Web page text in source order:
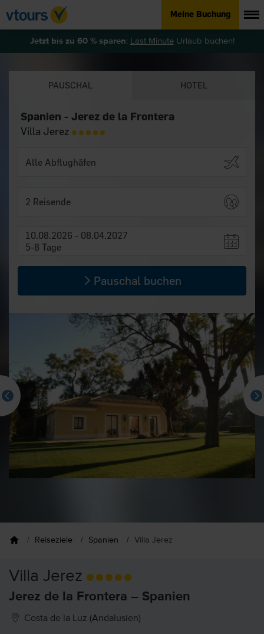
Meine Buchung
Jetzt bis zu 60 % sparen: Last MinuteUrlaub buchen!
PAUSCHAL HOTEL
Spanien - Jerez de la Frontera
Villa Jerez
2 Reisende
10.08.2026 - 08.04.2027
5-8 Tage
Pauschal buchen
Reiseziele Spanien Villa Jerez
Villa Jerez
Jerez de la Frontera – Spanien
Costa de la Luz (Andalusien)